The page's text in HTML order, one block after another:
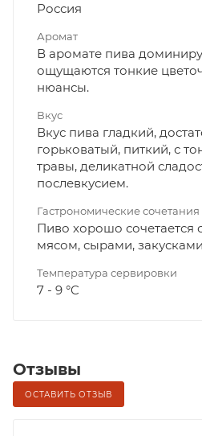
Россия
Аромат
В аромате пива
ощущаются тонкие
нюансы.
Вкус
Вкус пива гладкий,
горьковатый, питкий, с
травы, деликатной
послевкусием.
Гастрономические сочетания
Пиво хорошо сочетается
мясом, сырами,
Температура сервировки
7 - 9 °C
Отзывы
ОСТАВИТЬ ОТЗЫВ